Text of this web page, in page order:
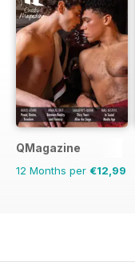
QMagazine
12 Months per €12,99